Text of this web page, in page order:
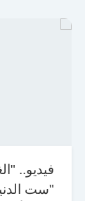
فيديو..
"ست